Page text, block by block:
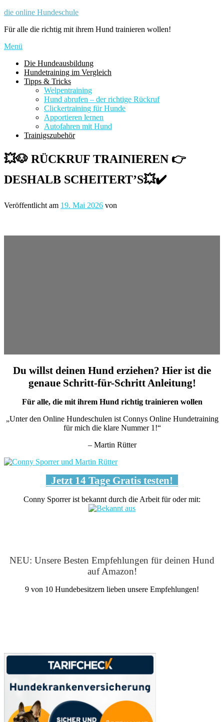
Zum
springen
die online Hundeschule
Für alle die richtig mit ihrem Hund trainieren wollen!
Menü
Die Hundeausbildung
Hundetraining im Vergleich
Tipps & Tricks
Welpentraining
Hund abrufen – der richtige Rückruf
Clickertraining für Hunde
Apportieren lernen
Autofahren mit Hund
Trainigszubehör
💥🐶 RÜCKRUF TRAINIEREN 👉
DESHALB SCHEITERT’S💥✔️
Veröffentlicht am 19. Mai 2026 von
Du willst deinen Hund erziehen? Hier ist die
genaue Schritt-für-Schritt Anleitung!
Für alle, die mit ihrem Hund richtig trainieren wollen
„Unter den Online Hundeschulen ist Connys Online Hundetraining
für mich die klare Nummer 1!“
– Martin Rütter
Jetzt 14 Tage Gratis testen!
Conny Sporrer ist bekannt durch die Arbeit für oder mit:
NEU: Unsere Besten Empfehlungen für deinen Hund
auf Amazon!
9 von 10 Hundebesitzern lieben unsere Empfehlungen!